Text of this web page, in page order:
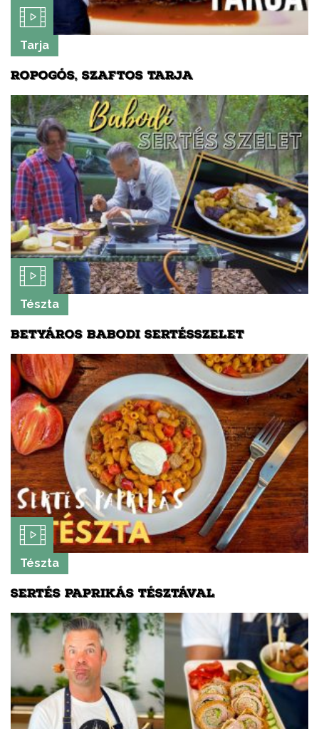
Tarja
ROPOGÓS, SZAFTOS TARJA
Tészta
BETYÁROS BABODI SERTÉSSZELET
Tészta
SERTÉS PAPRIKÁS TÉSZTÁVAL